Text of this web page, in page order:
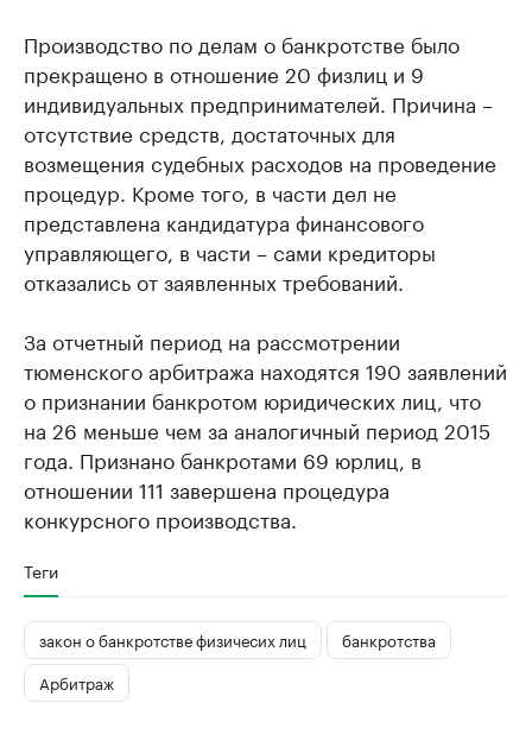
Производство по делам о банкротстве было
прекращено в отношение 20 физлиц и 9
индивидуальных предпринимателей. Причина –
отсутствие средств, достаточных для
возмещения судебных расходов на проведение
процедур. Кроме того, в части дел не
представлена кандидатура финансового
управляющего, в части – сами кредиторы
отказались от заявленных требований.
За отчетный период на рассмотрении
тюменского арбитража находятся 190 заявлений
о признании банкротом юридических лиц, что
на 26 меньше чем за аналогичный период 2015
года. Признано банкротами 69 юрлиц, в
отношении 111 завершена процедура
конкурсного производства.
Теги
закон о банкротстве физичесих лиц
банкротства
Арбитраж